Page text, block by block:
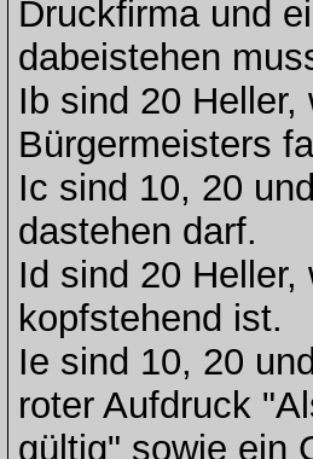
Druckfirma und
dabeistehen
Ib sind 20
Bürgermeisters
Ic sind 10, 20
dastehen darf.
Id sind 20
kopfstehend ist.
Ie sind 10, 20
roter Aufdruck
gültig" sowie ein